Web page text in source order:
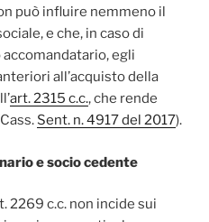
può influire nemmeno il
e che, in caso di
egli
all’acquisto della
art. 2315 c.c., che rende
Sent. n. 4917 del 2017).
e socio cedente
2269 c.c. non incide sui